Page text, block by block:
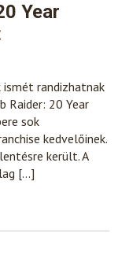
Year
randizhatnak
20 Year
sok
kedvelőinek.
került. A
[…]